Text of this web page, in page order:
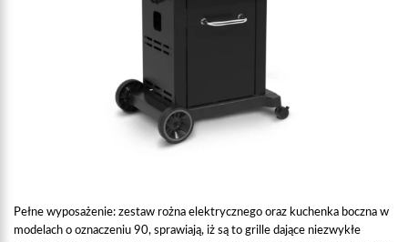
Pełne wyposażenie: zestaw rożna elektrycznego oraz kuchenka boczna w
modelach o oznaczeniu 90, sprawiają, iż są to grille dające niezwykłe